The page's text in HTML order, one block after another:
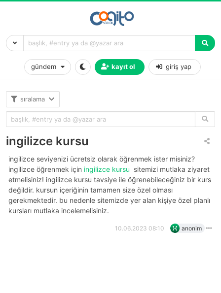
gündem kayıt ol giriş yap
sıralama
ingilizce kursu
i̇ngilizce seviyenizi ücretsiz olarak öğrenmek ister misiniz?
i̇ngilizce öğrenmek için ingilizce kursu sitemizi mutlaka ziyaret
etmelisiniz! i̇ngilizce kursu tavsiye ile öğrenebileceğiniz bir kurs
değildir. kursun içeriğinin tamamen size özel olması
gerekmektedir. bu nedenle sitemizde yer alan kişiye özel planlı
kursları mutlaka incelemelisiniz.
10.06.2023 08:10 anonim